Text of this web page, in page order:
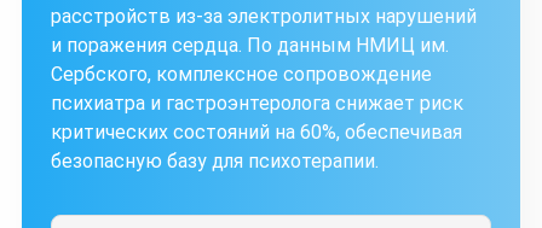
расстройств из-за электролитных нарушений
и поражения сердца. По данным НМИЦ им.
Сербского, комплексное сопровождение
психиатра и гастроэнтеролога снижает риск
критических состояний на 60%, обеспечивая
безопасную базу для психотерапии.